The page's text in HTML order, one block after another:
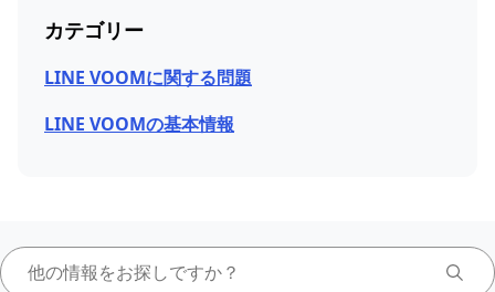
カテゴリー
LINE VOOMに関する問題
LINE VOOMの基本情報